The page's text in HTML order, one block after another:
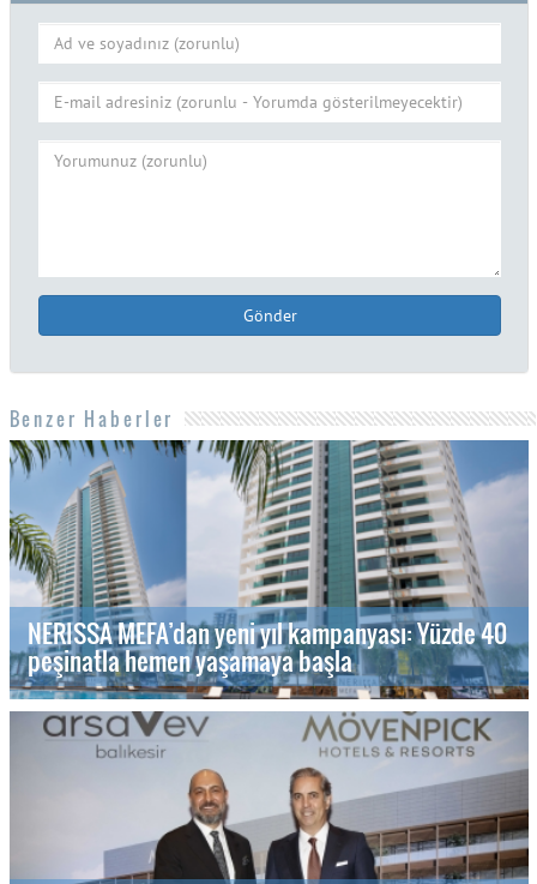
Gönder
Benzer Haberler
NERISSA MEFA’dan yeni yıl kampanyası: Yüzde 40
peşinatla hemen yaşamaya başla